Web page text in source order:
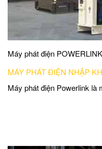
Máy phát điện
MÁY PHÁT ĐIỆN NHẬP
Máy phát điện Powerlink là